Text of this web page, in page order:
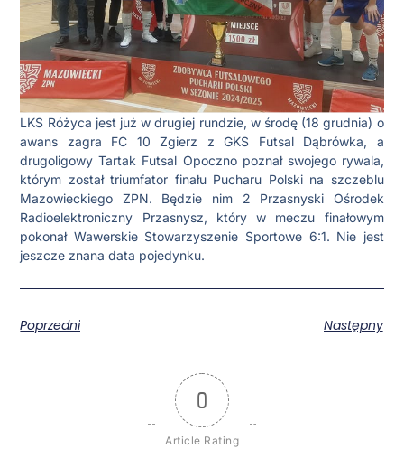
LKS Różyca jest już w drugiej rundzie, w środę (18 grudnia) o
awans zagra FC 10 Zgierz z GKS Futsal Dąbrówka, a
drugoligowy Tartak Futsal Opoczno poznał swojego rywala,
którym został triumfator finału Pucharu Polski na szczeblu
Mazowieckiego ZPN. Będzie nim 2 Przasnyski Ośrodek
Radioelektroniczny Przasnysz, który w meczu finałowym
pokonał Wawerskie Stowarzyszenie Sportowe 6:1. Nie jest
jeszcze znana data pojedynku.
Poprzedni Następny
0
Article Rating